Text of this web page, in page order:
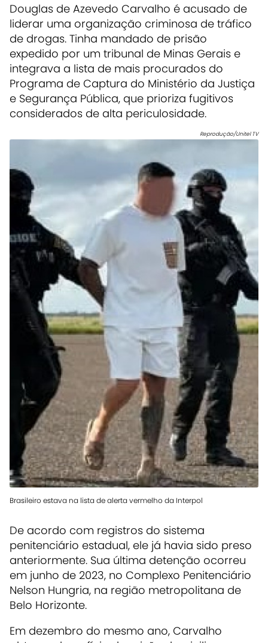
Douglas de Azevedo Carvalho é acusado de
liderar uma organização criminosa de tráfico
de drogas. Tinha mandado de prisão
expedido por um tribunal de Minas Gerais e
integrava a lista de mais procurados do
Programa de Captura do Ministério da Justiça
e Segurança Pública, que prioriza fugitivos
considerados de alta periculosidade.
Reprodução/Unitel TV
Brasileiro estava na lista de alerta vermelho da Interpol
De acordo com registros do sistema
penitenciário estadual, ele já havia sido preso
anteriormente. Sua última detenção ocorreu
em junho de 2023, no Complexo Penitenciário
Nelson Hungria, na região metropolitana de
Belo Horizonte.
Em dezembro do mesmo ano, Carvalho